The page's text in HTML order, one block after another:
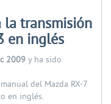
la transmisión
en inglés
2009 y ha sido
del Mazda RX-7
en inglés.